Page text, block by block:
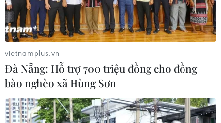
vòng loại để góp mặt ở sân chơi danh giá nhất châu
Âu.
vietnamplus.vn
Đà Nẵng: Hỗ trợ 700 triệu đồng cho đồng
bào nghèo xã Hùng Sơn